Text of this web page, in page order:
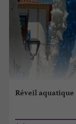
Réveil aquatique